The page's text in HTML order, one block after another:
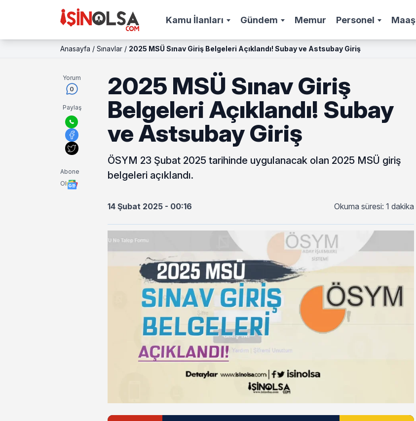
Kamu İlanları Gündem Memur Personel Maaş
Anasayfa / Sınavlar / 2025 MSÜ Sınav Giriş Belgeleri Açıklandı! Subay ve Astsubay Giriş
Yorum
0
Paylaş
Abone
Ol
2025 MSÜ Sınav Giriş
Belgeleri Açıklandı! Subay
ve Astsubay Giriş
ÖSYM 23 Şubat 2025 tarihinde uygulanacak olan 2025 MSÜ giriş
belgeleri açıklandı.
14 Şubat 2025 - 00:16 Okuma süresi: 1 dakika